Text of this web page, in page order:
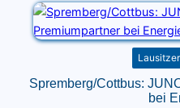
Spremberg/Cottbus:
bei